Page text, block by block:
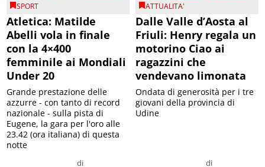
SPORT
Atletica: Matilde
Abelli vola in finale
con la 4×400
femminile ai Mondiali
Under 20
di
Grande prestazione delle
azzurre - con tanto di record
nazionale - sulla pista di
Eugene, la gara per l'oro alle
23.42 (ora italiana) di questa
notte
ATTUALITA'
Dalle Valle d’Aosta al
Friuli: Henry regala un
motorino Ciao ai
ragazzini che
vendevano limonata
di
Ondata di generosità per i tre
giovani della provincia di
Udine